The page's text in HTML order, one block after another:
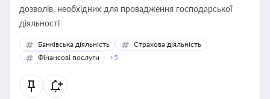
дозволів, необхідних для провадження господарської
діяльності
Банківська діяльність
Страхова діяльність
Фінансові послуги
+5